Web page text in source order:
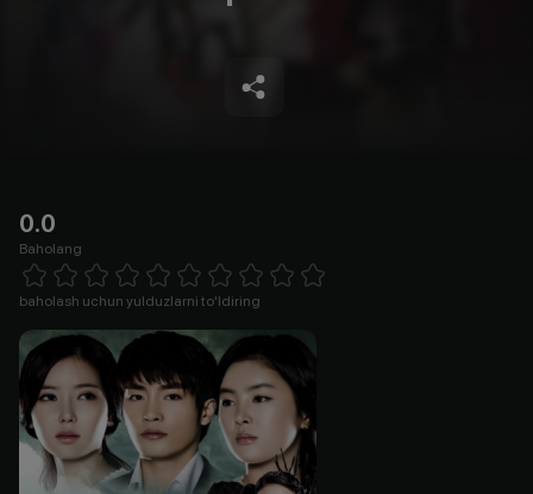
0.0
Baholang
1 Star 2 Stars 3 Stars 4 Stars5 Stars 6 Stars7 Stars8 Stars
baholash uchun yulduzlarni to'ldiring